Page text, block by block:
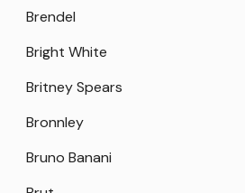
Brendel
Bright White
Britney Spears
Bronnley
Bruno Banani